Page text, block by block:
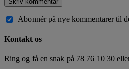
Abonnér på nye kommentarer til
Kontakt os
Ring og få en snak på 78 76 10 30